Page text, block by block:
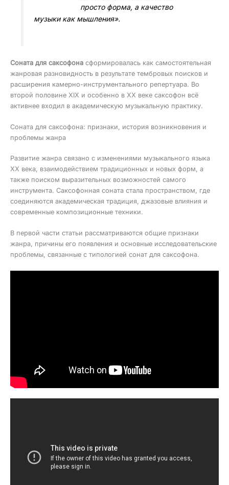
просто форма, а качество
музыки как мышления».
Соната для саксофона сформировалась как самостоятельная
жанровая разновидность в результате тембровых поисков и
расширения камерно-инструментального репертуара. Во
второй половине XIX и особенно в XX веке саксофон всё
активнее входил в академическую музыкальную практику.
Соната для саксофона: признаки, история возникновения и
проблемы жанра
Развитие жанра связано с изменениями музыкального языка
XX века, взаимодействием традиционных и новых форм, а
также поиском выразительных возможностей самого
инструмента. Саксофонная соната стала пространством, где
соединяются академическая традиция, джазовые влияния и
современные композиционные техники.
В первой части статьи рассматриваются общие признаки
жанра, причины его появления и основные исследовательские
проблемы, связанные с типологией сонат для саксофона.